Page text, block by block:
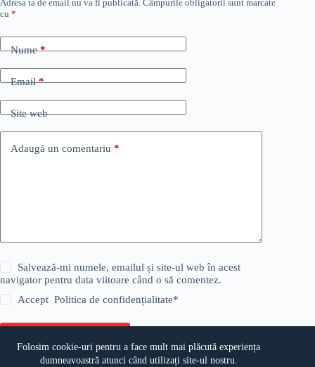
Folosim cookie-uri pentru a face mult mai plăcută experiența
dumneavoastră atunci când utilizați site-ul nostru.
Adresa ta de email nu va fi publicată. Câmpurile obligatorii sunt marcate
cu *
Nume*
Email*
Site web
Adaugă un comentariu *
Salvează-mi numele, emailul și site-ul web în acest
navigator pentru data viitoare când o să comentez.
AcceptPolitica de confidențialitate*